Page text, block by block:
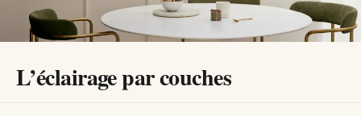
L’éclairage par couches